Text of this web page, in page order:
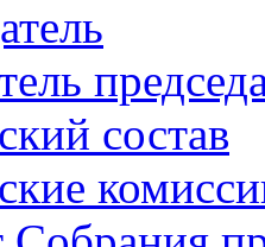
состав